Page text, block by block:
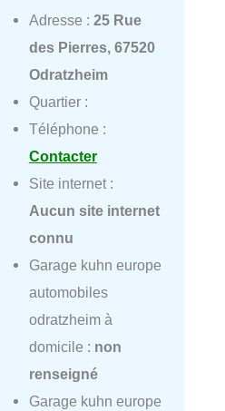
Adresse : 25 Rue
des Pierres, 67520
Odratzheim
Quartier :
Téléphone :
Contacter
Site internet :
Aucun site internet
connu
Garage kuhn europe
automobiles
odratzheim à
domicile : non
renseigné
Garage kuhn europe